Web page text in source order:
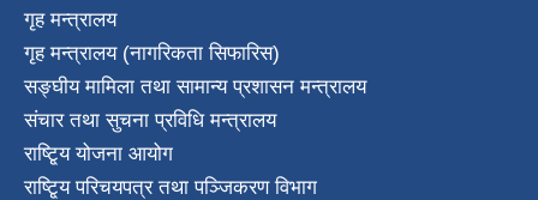
गृह मन्त्रालय
गृह मन्त्रालय (नागरिकता सिफारिस)
सङ्घीय मामिला तथा सामान्य प्रशासन मन्त्रालय
संचार तथा सुचना प्रविधि मन्त्रालय
राष्टि्ृय योजना आयोग
राष्टि्ृय परिचयपत्र तथा पञ्जिकरण विभाग